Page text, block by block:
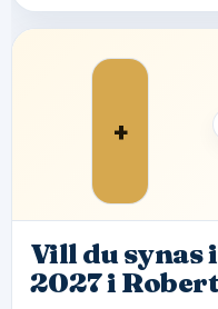
+
Vill du
2027 i